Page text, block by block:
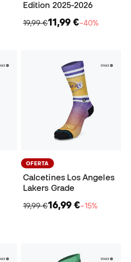
Edition 2025-2026
19,99 €11,99 €−40%
OFERTA
Calcetines Los Angeles
Lakers Grade
19,99 €16,99 €−15%